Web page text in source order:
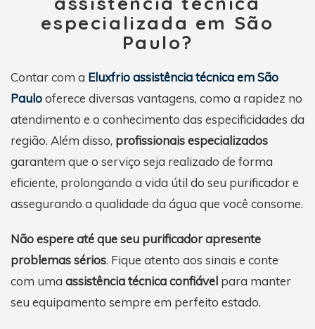
especializada em São
Paulo?
Contar com a Eluxfrio assistência técnica em São
Paulooferece diversas vantagens, como a rapidez no
atendimento e o conhecimento das especificidades da
região. Além disso, profissionais especializados
garantem que o serviço seja realizado de forma
eficiente, prolongando a vida útil do seu purificador e
assegurando a qualidade da água que você consome.
Não espere até que seu purificador apresente
problemas sérios. Fique atento aos sinais e conte
com uma assistência técnica confiável para manter
seu equipamento sempre em perfeito estado.